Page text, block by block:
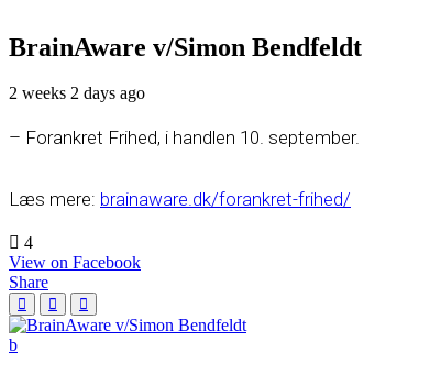
BrainAware v/Simon Bendfeldt
2 weeks 2 days ago
– Forankret Frihed, i handlen 10. september.
Læs mere: brainaware.dk/forankret-frihed/
4
View on Facebook
Share